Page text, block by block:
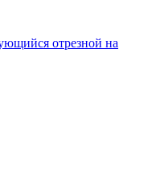
отрезной на